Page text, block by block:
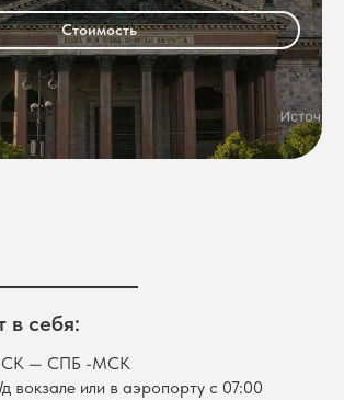
Стоимость
в себя:
— СПБ -МСК
вокзале или в аэропорту с 07:00